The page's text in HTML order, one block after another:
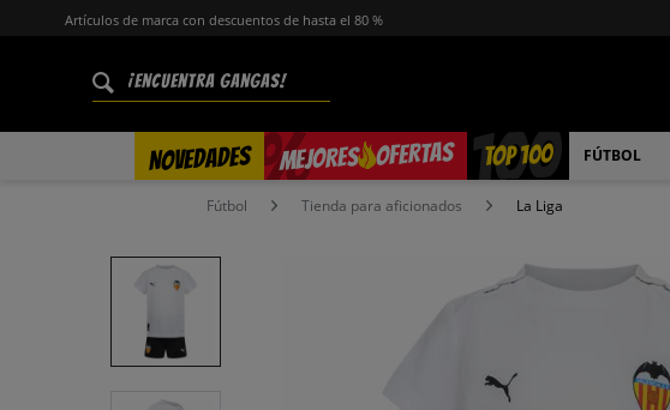
Artículos de marca con descuentos de hasta el 80 %
NOVEDADES MEJORES OFERTAS
% TOP 100 FÚTBOL
Fútbol Tienda para aficionados La Liga